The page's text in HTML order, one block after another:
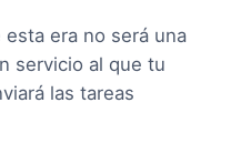
era no será una
servicio al que tu
las tareas